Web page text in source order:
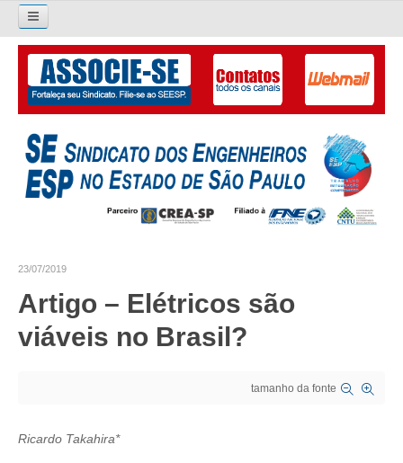
Pesquisar...
O SINDICATO
APRESENTAÇÃO
PALAVRA DO PRESIDENTE
SUBSEDES SINDICAIS
CRESCE BRASIL
23/07/2019
Artigo – Elétricos são
viáveis no Brasil?
tamanho da fonte
Ricardo Takahira*